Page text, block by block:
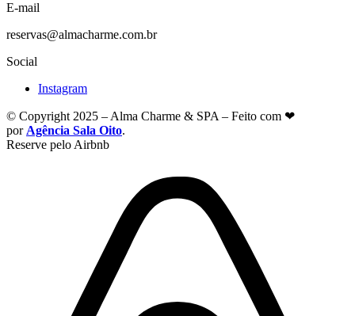
E-mail
reservas@almacharme.com.br
Social
Instagram
© Copyright 2025 – Alma Charme & SPA – Feito com ❤
por Agência Sala Oito.
Reserve pelo Airbnb